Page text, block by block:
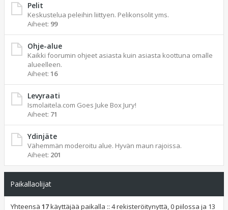
Pelit
Keskustelua peleihin liittyen. Pelikonsolit yms.
Aiheet: 99
Ohje-alue
Kaikki foorumin ohjeet asiasta kuin asiasta koottuna omalle
alueelleen.
Aiheet: 16
Levyraati
Ismolaitela.com Goes Juke Box Jury!
Aiheet: 71
Ydinjäte
Vähemmän moderoitu alue. Hyvän maun rajoissa.
Aiheet: 201
Paikallaolijat
Yhteensä 17käyttäjää paikalla :: 4 rekisteröitynyttä, 0 piilossa ja 13